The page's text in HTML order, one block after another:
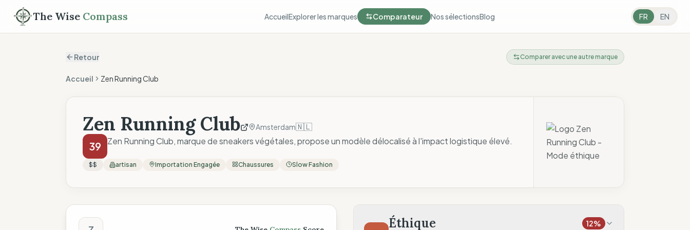
The Wise Compass AccueilExplorer les marques Comparateur Nos sélectionsBlog FR EN
Retour Comparer avec une autre marque
Accueil Zen Running Club
Zen Running Club Amsterdam🇳🇱
39 Zen Running Club, marque de sneakers végétales, propose un modèle délocalisé à l'impact logistique élevé.
$$ artisan Importation Engagée Chaussures Slow Fashion
Score The Wise Compass Éthique 12%